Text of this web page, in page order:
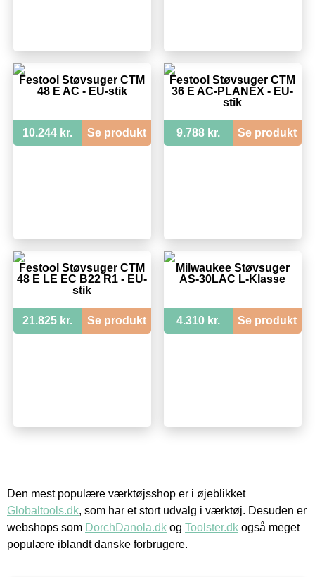
Festool Støvsuger CTM
48 E AC - EU-stik
10.244 kr. Se produkt
Festool Støvsuger CTM
36 E AC-PLANEX - EU-
stik
9.788 kr. Se produkt
Festool Støvsuger CTM
48 E LE EC B22 R1 - EU-
stik
21.825 kr. Se produkt
Milwaukee Støvsuger
AS-30LAC L-Klasse
4.310 kr. Se produkt
Den mest populære værktøjsshop er i øjeblikket
Globaltools.dk, som har et stort udvalg i værktøj. Desuden er
webshops som DorchDanola.dk og Toolster.dk også meget
populære iblandt danske forbrugere.